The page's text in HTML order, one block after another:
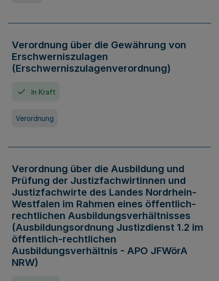
Verordnung über die Gewährung von
Erschwerniszulagen
(Erschwerniszulagenverordnung)
In Kraft
Verordnung
Verordnung über die Ausbildung und
Prüfung der Justizfachwirtinnen und
Justizfachwirte des Landes Nordrhein-
Westfalen im Rahmen eines öffentlich-
rechtlichen Ausbildungsverhältnisses
(Ausbildungsordnung Justizdienst 1.2 im
öffentlich-rechtlichen
Ausbildungsverhältnis - APO JFWörA
NRW)